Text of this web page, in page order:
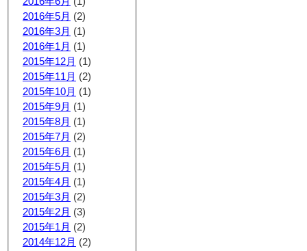
2016年5月 (2)
2016年3月 (1)
2016年1月 (1)
2015年12月 (1)
2015年11月 (2)
2015年10月 (1)
2015年9月 (1)
2015年8月 (1)
2015年7月 (2)
2015年6月 (1)
2015年5月 (1)
2015年4月 (1)
2015年3月 (2)
2015年2月 (3)
2015年1月 (2)
2014年12月 (2)